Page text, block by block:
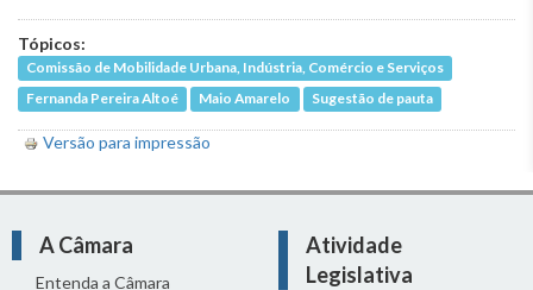
Tópicos:
Comissão de Mobilidade Urbana, Indústria, Comércio e Serviços
Fernanda Pereira Altoé
Maio Amarelo Sugestão de pauta
Versão para impressão
A Câmara
Entenda a Câmara
Atividade
Legislativa